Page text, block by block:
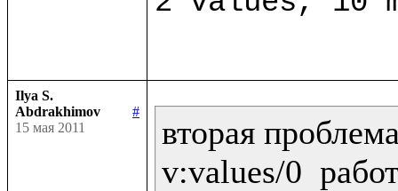
Ilya S.
Abdrakhimov
#
15 мая 2011
вторая
v:values/0